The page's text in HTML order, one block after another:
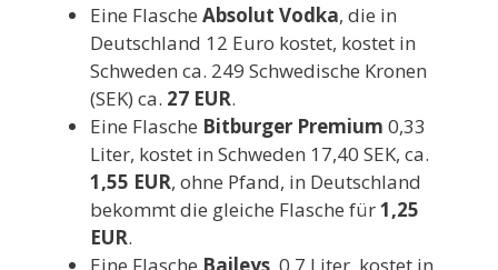
Eine Flasche Absolut Vodka, die in
Deutschland 12 Euro kostet, kostet in
Schweden ca. 249 Schwedische Kronen
(SEK) ca. 27 EUR.
Eine Flasche Bitburger Premium 0,33
Liter, kostet in Schweden 17,40 SEK, ca.
1,55 EUR, ohne Pfand, in Deutschland
bekommt die gleiche Flasche für1,25
EUR.
Eine Flasche Baileys, 0,7 Liter, kostet in